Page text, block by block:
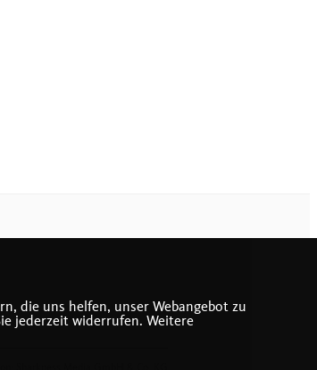
die uns helfen, unser Webangebot zu
jederzeit widerrufen. Weitere